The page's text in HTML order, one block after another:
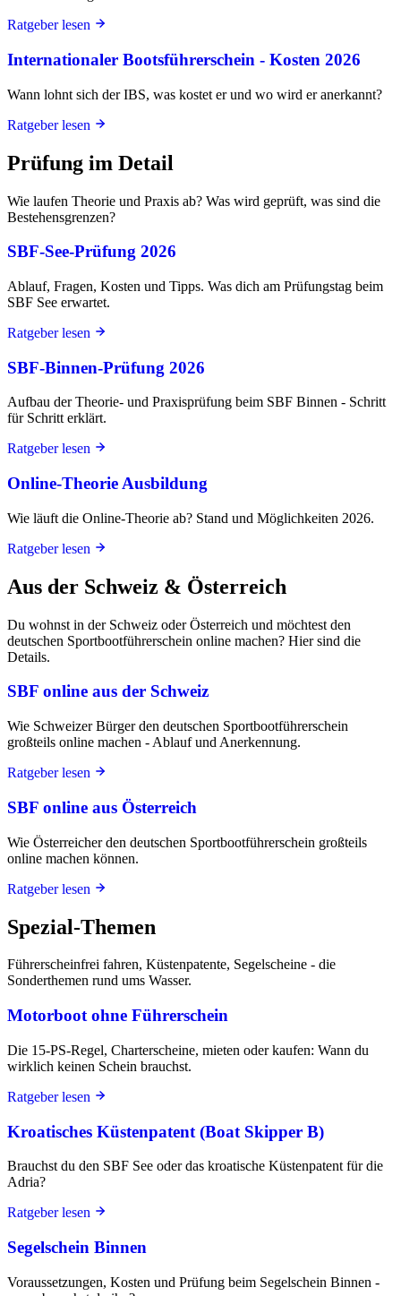
Ratgeber lesen
Internationaler Bootsführerschein - Kosten 2026
Wann lohnt sich der IBS, was kostet er und wo wird er anerkannt?
Ratgeber lesen
Prüfung im Detail
Wie laufen Theorie und Praxis ab? Was wird geprüft, was sind die
Bestehensgrenzen?
SBF-See-Prüfung 2026
Ablauf, Fragen, Kosten und Tipps. Was dich am Prüfungstag beim
SBF See erwartet.
Ratgeber lesen
SBF-Binnen-Prüfung 2026
Aufbau der Theorie- und Praxisprüfung beim SBF Binnen - Schritt
für Schritt erklärt.
Ratgeber lesen
Online-Theorie Ausbildung
Wie läuft die Online-Theorie ab? Stand und Möglichkeiten 2026.
Ratgeber lesen
Aus der Schweiz & Österreich
Du wohnst in der Schweiz oder Österreich und möchtest den
deutschen Sportbootführerschein online machen? Hier sind die
Details.
SBF online aus der Schweiz
Wie Schweizer Bürger den deutschen Sportbootführerschein
großteils online machen - Ablauf und Anerkennung.
Ratgeber lesen
SBF online aus Österreich
Wie Österreicher den deutschen Sportbootführerschein großteils
online machen können.
Ratgeber lesen
Spezial-Themen
Führerscheinfrei fahren, Küstenpatente, Segelscheine - die
Sonderthemen rund ums Wasser.
Motorboot ohne Führerschein
Die 15-PS-Regel, Charterscheine, mieten oder kaufen: Wann du
wirklich keinen Schein brauchst.
Ratgeber lesen
Kroatisches Küstenpatent (Boat Skipper B)
Brauchst du den SBF See oder das kroatische Küstenpatent für die
Adria?
Ratgeber lesen
Segelschein Binnen
Voraussetzungen, Kosten und Prüfung beim Segelschein Binnen -